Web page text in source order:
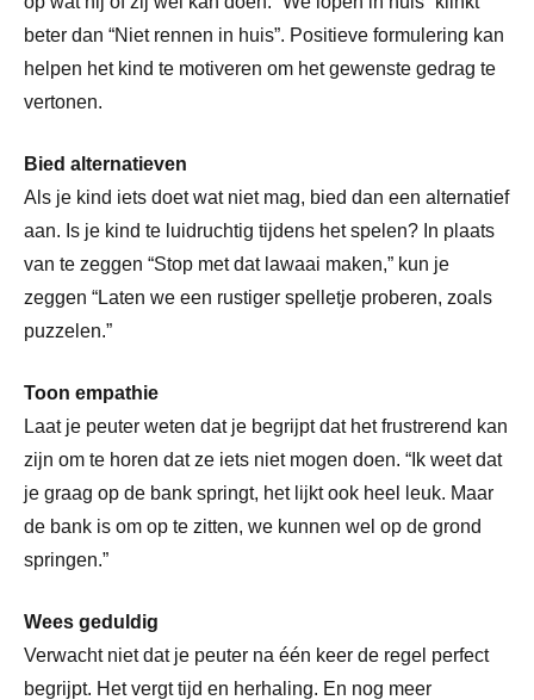
beter dan “Niet rennen in huis”. Positieve formulering kan
helpen het kind te motiveren om het gewenste gedrag te
vertonen.
Bied alternatieven
Als je kind iets doet wat niet mag, bied dan een alternatief
aan. Is je kind te luidruchtig tijdens het spelen? In plaats
van te zeggen “Stop met dat lawaai maken,” kun je
zeggen “Laten we een rustiger spelletje proberen, zoals
puzzelen.”
Toon empathie
Laat je peuter weten dat je begrijpt dat het frustrerend kan
zijn om te horen dat ze iets niet mogen doen. “Ik weet dat
je graag op de bank springt, het lijkt ook heel leuk. Maar
de bank is om op te zitten, we kunnen wel op de grond
springen.”
Wees geduldig
Verwacht niet dat je peuter na één keer de regel perfect
begrijpt. Het vergt tijd en herhaling. En nog meer